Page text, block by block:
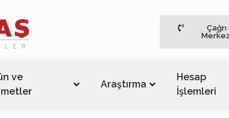
Çağrı
ve
Araştırma
Hesap
İşlemleri